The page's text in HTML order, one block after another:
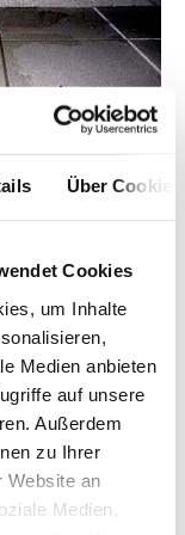
Über Cookies
Cookies
um Inhalte
Medien anbieten
auf unsere
Außerdem
zu Ihrer
Website an
Medien,
in das
so vielfältig,
technische